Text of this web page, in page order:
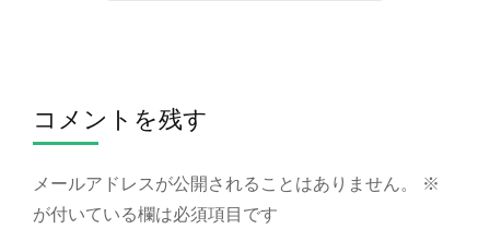
コメントを残す
メールアドレスが公開されることはありません。
※
が付いている欄は必須項目です